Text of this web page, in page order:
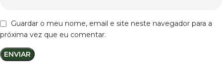
Guardar o meu nome, email e site neste navegador para a
próxima vez que eu comentar.